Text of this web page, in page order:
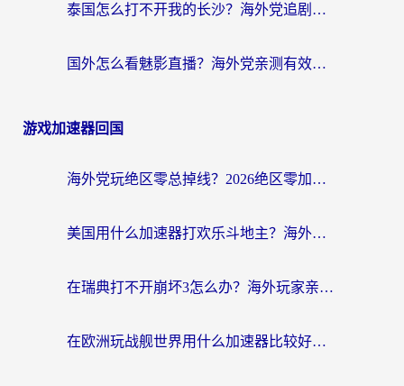
泰国怎么打不开我的长沙？海外党追剧看片的破局指南
国外怎么看魅影直播？海外党亲测有效的回国加速指南（附听歌、看央视VIP技巧）
游戏加速器回国
海外党玩绝区零总掉线？2026绝区零加速器推荐+跨平台国服游戏加速攻略
美国用什么加速器打欢乐斗地主？海外党亲测有效的国服游戏加速指南
在瑞典打不开崩坏3怎么办？海外玩家亲测有效的国服游戏加速指南
在欧洲玩战舰世界用什么加速器比较好用？老玩家亲测有效的低延迟方案